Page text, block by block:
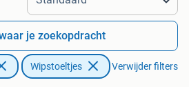
je zoekopdracht
Wipstoeltjes Verwijder filters